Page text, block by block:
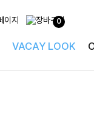
0
VACAY LOOK